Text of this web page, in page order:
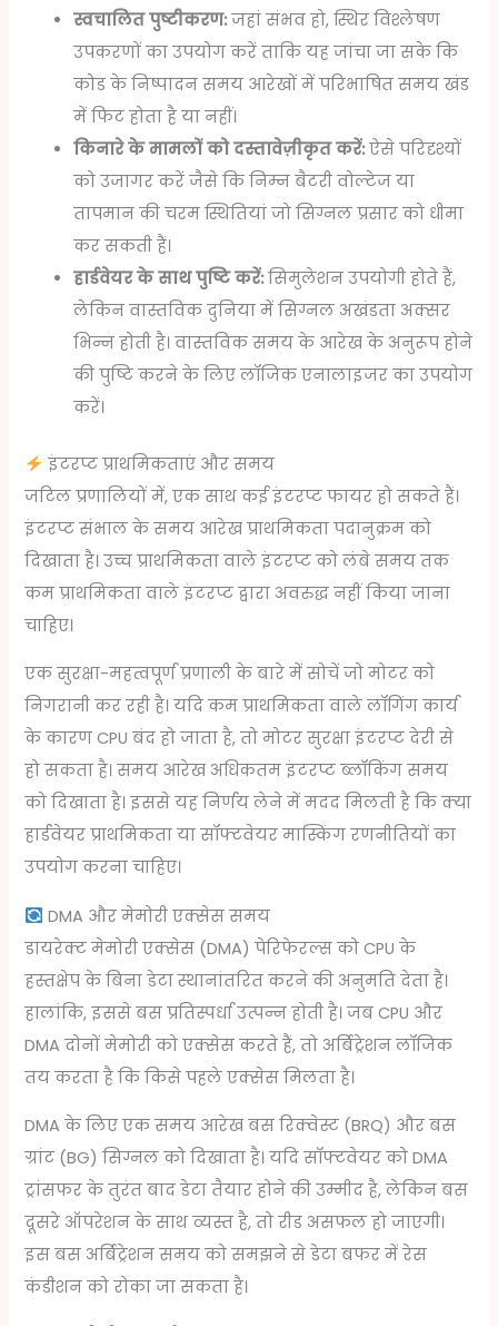
स्वचालित पुष्टीकरण:जहां संभव हो, स्थिर विश्लेषण
उपकरणों का उपयोग करें ताकि यह जांचा जा सके कि
कोड के निष्पादन समय आरेखों में परिभाषित समय खंड
में फिट होता है या नहीं।
किनारे के मामलों को दस्तावेज़ीकृत करें:ऐसे परिदृश्यों
को उजागर करें जैसे कि निम्न बैटरी वोल्टेज या
तापमान की चरम स्थितियां जो सिग्नल प्रसार को धीमा
कर सकती हैं।
हार्डवेयर के साथ पुष्टि करें:सिमुलेशन उपयोगी होते हैं,
लेकिन वास्तविक दुनिया में सिग्नल अखंडता अक्सर
भिन्न होती है। वास्तविक समय के आरेख के अनुरूप होने
की पुष्टि करने के लिए लॉजिक एनालाइजर का उपयोग
करें।
इंटरप्ट प्राथमिकताएं और समय
जटिल प्रणालियों में, एक साथ कई इंटरप्ट फायर हो सकते हैं।
इंटरप्ट संभाल के समय आरेख प्राथमिकता पदानुक्रम को
दिखाता है। उच्च प्राथमिकता वाले इंटरप्ट को लंबे समय तक
कम प्राथमिकता वाले इंटरप्ट द्वारा अवरुद्ध नहीं किया जाना
चाहिए।
एक सुरक्षा-महत्वपूर्ण प्रणाली के बारे में सोचें जो मोटर को
निगरानी कर रही है। यदि कम प्राथमिकता वाले लॉगिंग कार्य
के कारण CPU बंद हो जाता है, तो मोटर सुरक्षा इंटरप्ट देरी से
हो सकता है। समय आरेख अधिकतम इंटरप्ट ब्लॉकिंग समय
को दिखाता है। इससे यह निर्णय लेने में मदद मिलती है कि क्या
हार्डवेयर प्राथमिकता या सॉफ्टवेयर मास्किंग रणनीतियों का
उपयोग करना चाहिए।
DMA और मेमोरी एक्सेस समय
डायरेक्ट मेमोरी एक्सेस (DMA) पेरिफेरल्स को CPU के
हस्तक्षेप के बिना डेटा स्थानांतरित करने की अनुमति देता है।
हालांकि, इससे बस प्रतिस्पर्धा उत्पन्न होती है। जब CPU और
DMA दोनों मेमोरी को एक्सेस करते हैं, तो अर्बिट्रेशन लॉजिक
तय करता है कि किसे पहले एक्सेस मिलता है।
DMA के लिए एक समय आरेख बस रिक्वेस्ट (BRQ) और बस
ग्रांट (BG) सिग्नल को दिखाता है। यदि सॉफ्टवेयर को DMA
ट्रांसफर के तुरंत बाद डेटा तैयार होने की उम्मीद है, लेकिन बस
दूसरे ऑपरेशन के साथ व्यस्त है, तो रीड असफल हो जाएगी।
इस बस अर्बिट्रेशन समय को समझने से डेटा बफर में रेस
कंडीशन को रोका जा सकता है।